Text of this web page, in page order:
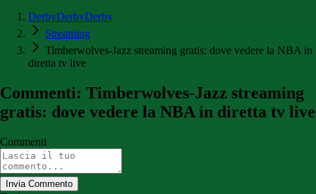
DerbyDerbyDerby
Streaming
Timberwolves-Jazz streaming gratis: dove vedere la NBA in
diretta tv live
Commenti: Timberwolves-Jazz streaming
gratis: dove vedere la NBA in diretta tv live
Commenti
Invia Commento